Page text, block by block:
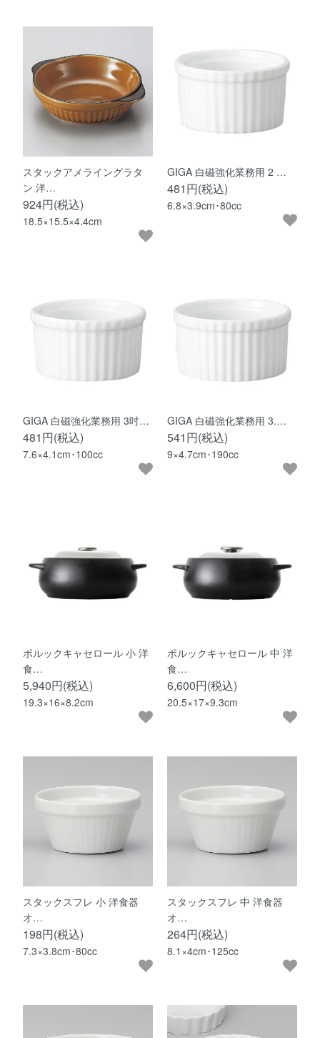
スタックアメライングラタ
ン 洋…
924円(税込)
18.5×15.5×4.4cm
GIGA 白磁強化業務用 2 …
481円(税込)
6.8×3.9cm･80cc
GIGA 白磁強化業務用 3吋…
481円(税込)
7.6×4.1cm･100cc
GIGA 白磁強化業務用 3.…
541円(税込)
9×4.7cm･190cc
ポルックキャセロール 小 洋
食…
5,940円(税込)
19.3×16×8.2cm
ポルックキャセロール 中 洋
食…
6,600円(税込)
20.5×17×9.3cm
スタックスフレ 小 洋食器
オ…
198円(税込)
7.3×3.8cm･80cc
スタックスフレ 中 洋食器
オ…
264円(税込)
8.1×4cm･125cc